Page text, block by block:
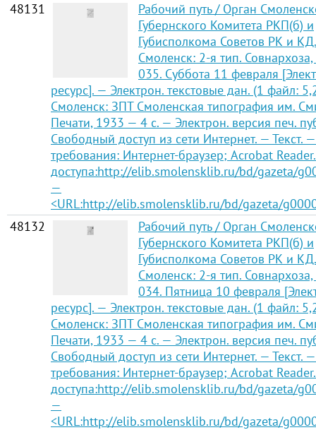
48131
Рабочий путь / Орган
Губернского Комитета РКП(б) и
Губисполкома Советов РК и
Смоленск: 2-я тип.
035. Суббота 11 февраля
ресурс]. — Электрон. текстовые дан. (1 файл:
Смоленск: ЗПТ Смоленская типография им.
Печати, 1933 — 4 с. — Электрон. версия печ.
Свободный доступ из сети Интернет. — Текст.
требования: Интернет-браузер; Acrobat
доступа:http://elib.smolensklib.ru/bd/gazeta/
—
<URL:http://elib.smolensklib.ru/bd/gazeta/
48132
Рабочий путь / Орган
Губернского Комитета РКП(б) и
Губисполкома Советов РК и
Смоленск: 2-я тип.
034. Пятница 10 февраля
ресурс]. — Электрон. текстовые дан. (1 файл:
Смоленск: ЗПТ Смоленская типография им.
Печати, 1933 — 4 с. — Электрон. версия печ.
Свободный доступ из сети Интернет. — Текст.
требования: Интернет-браузер; Acrobat
доступа:http://elib.smolensklib.ru/bd/gazeta/
—
<URL:http://elib.smolensklib.ru/bd/gazeta/